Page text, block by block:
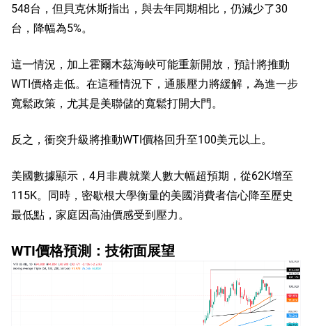
548台，但貝克休斯指出，與去年同期相比，仍減少了30
台，降幅為5%。
這一情況，加上霍爾木茲海峽可能重新開放，預計將推動
WTI價格走低。在這種情況下，通脹壓力將緩解，為進一步
寬鬆政策，尤其是美聯儲的寬鬆打開大門。
反之，衝突升級將推動WTI價格回升至100美元以上。
美國數據顯示，4月非農就業人數大幅超預期，從62K增至
115K。同時，密歇根大學衡量的美國消費者信心降至歷史
最低點，家庭因高油價感受到壓力。
WTI價格預測：技術面展望